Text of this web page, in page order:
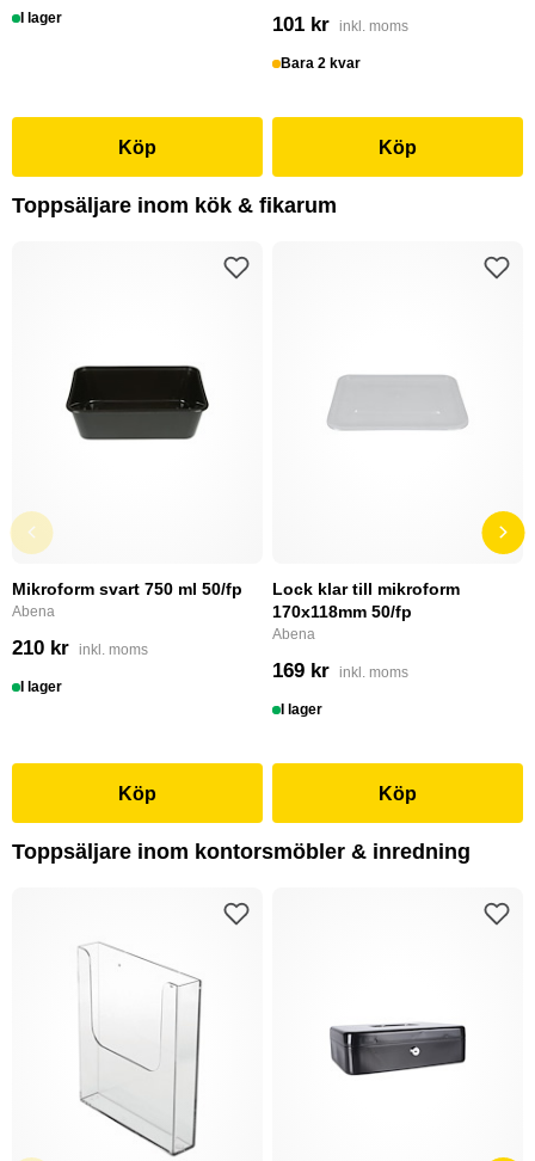
I lager
Köp
101 kr inkl. moms
Bara 2 kvar
Köp
Toppsäljare inom kök & fikarum
Mikroform svart 750 ml 50/fp
Abena
210 kr inkl. moms
I lager
Köp
Lock klar till mikroform
170x118mm 50/fp
Abena
169 kr inkl. moms
I lager
Köp
Toppsäljare inom kontorsmöbler & inredning